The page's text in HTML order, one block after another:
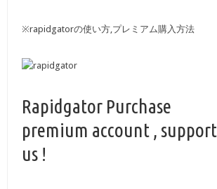
※rapidgatorの使い方,プレミアム購入方法
Rapidgator Purchase
premium account , support
us !